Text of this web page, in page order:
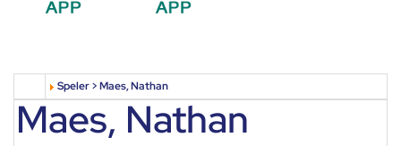
Speler > Maes, Nathan
Maes, Nathan